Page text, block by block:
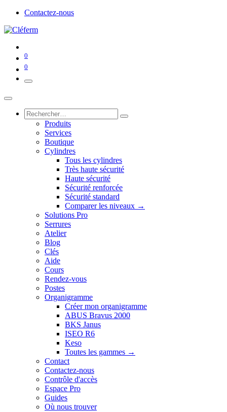
Contactez-nous
0
0
Produits
Services
Boutique
Cylindres
Tous les cylindres
Très haute sécurité
Haute sécurité
Sécurité renforcée
Sécurité standard
Comparer les niveaux →
Solutions Pro
Serrures
Atelier
Blog
Clés
Aide
Cours
Rendez-vous
Postes
Organigramme
Créer mon organigramme
ABUS Bravus 2000
BKS Janus
ISEO R6
Keso
Toutes les gammes →
Contact
Contactez-nous
Contrôle d'accès
Espace Pro
Guides
Où nous trouver